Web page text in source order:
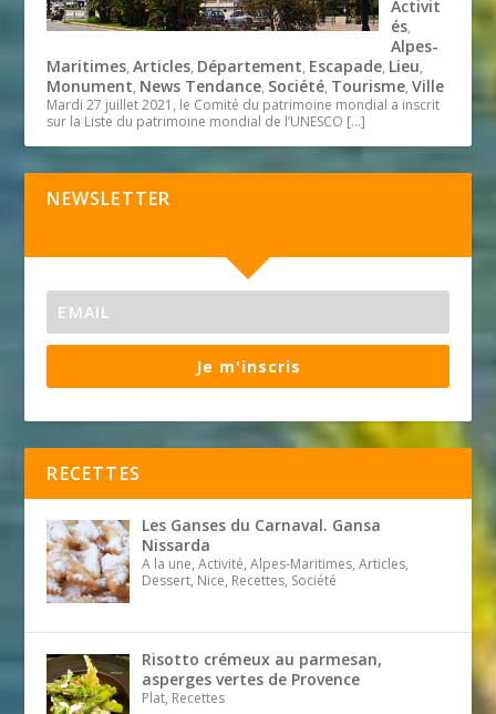
Activit
és,
Alpes-
Maritimes,Articles, Département, Escapade, Lieu,
Monument, News Tendance, Société, Tourisme,Ville
Mardi 27 juillet 2021, le Comité du patrimoine mondial a inscrit
sur la Liste du patrimoine mondial de l’UNESCO […]
NEWSLETTER
Je m'inscris
RECETTES
Les Ganses du Carnaval. Gansa
Nissarda
A la une, Activité, Alpes-Maritimes, Articles,
Dessert, Nice, Recettes, Société
Risotto crémeux au parmesan,
asperges vertes de Provence
Plat, Recettes